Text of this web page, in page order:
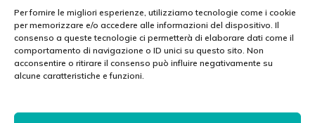
Per fornire le migliori esperienze, utilizziamo tecnologie come i cookie
per memorizzare e/o accedere alle informazioni del dispositivo. Il
consenso a queste tecnologie ci permetterà di elaborare dati come il
comportamento di navigazione o ID unici su questo sito. Non
acconsentire o ritirare il consenso può influire negativamente su
alcune caratteristiche e funzioni.
Cookie Policy (EU)
Privacy Policy